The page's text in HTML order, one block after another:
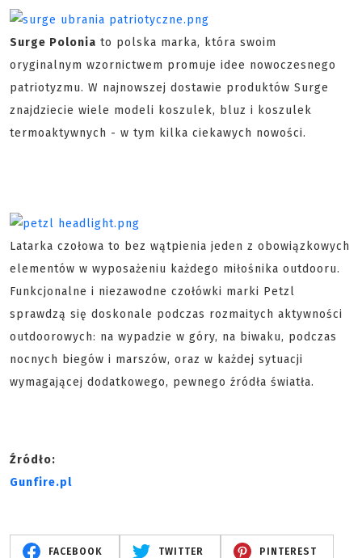
Surge Polonia to polska marka, która swoim
oryginalnym wzornictwem promuje idee nowoczesnego
patriotyzmu. W najnowszej dostawie produktów Surge
znajdziecie wiele modeli koszulek, bluz i koszulek
termoaktywnych - w tym kilka ciekawych nowości.
Latarka czołowa to bez wątpienia jeden z obowiązkowych
elementów w wyposażeniu każdego miłośnika outdooru.
Funkcjonalne i niezawodne czołówki marki Petzl
sprawdzą się doskonale podczas rozmaitych aktywności
outdoorowych: na wypadzie w góry, na biwaku, podczas
nocnych biegów i marszów, oraz w każdej sytuacji
wymagającej dodatkowego, pewnego źródła światła.
Źródło:
Gunfire.pl
FACEBOOK TWITTER PINTEREST